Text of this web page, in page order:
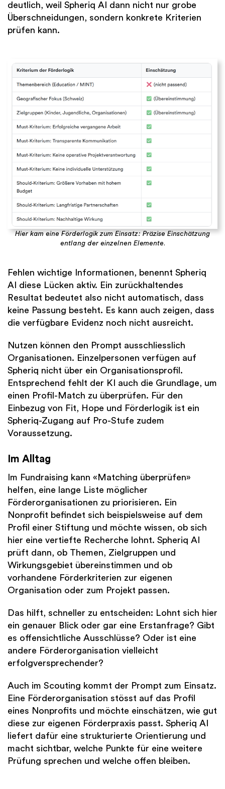
deutlich, weil Spheriq AI dann nicht nur grobe
Überschneidungen, sondern konkrete Kriterien
prüfen kann.
Hier kam eine Förderlogik zum Einsatz: Präzise Einschätzung
entlang der einzelnen Elemente.
Fehlen wichtige Informationen, benennt Spheriq
AI diese Lücken aktiv. Ein zurückhaltendes
Resultat bedeutet also nicht automatisch, dass
keine Passung besteht. Es kann auch zeigen, dass
die verfügbare Evidenz noch nicht ausreicht.
Nutzen können den Prompt ausschliesslich
Organisationen. Einzelpersonen verfügen auf
Spheriq nicht über ein Organisationsprofil.
Entsprechend fehlt der KI auch die Grundlage, um
einen Profil-Match zu überprüfen. Für den
Einbezug von Fit, Hope und Förderlogik ist ein
Spheriq-Zugang auf Pro-Stufe zudem
Voraussetzung.
Im Alltag
Im Fundraising kann «Matching überprüfen»
helfen, eine lange Liste möglicher
Förderorganisationen zu priorisieren. Ein
Nonprofit befindet sich beispielsweise auf dem
Profil einer Stiftung und möchte wissen, ob sich
hier eine vertiefte Recherche lohnt. Spheriq AI
prüft dann, ob Themen, Zielgruppen und
Wirkungsgebiet übereinstimmen und ob
vorhandene Förderkriterien zur eigenen
Organisation oder zum Projekt passen.
Das hilft, schneller zu entscheiden: Lohnt sich hier
ein genauer Blick oder gar eine Erstanfrage? Gibt
es offensichtliche Ausschlüsse? Oder ist eine
andere Förderorganisation vielleicht
erfolgversprechender?
Auch im Scouting kommt der Prompt zum Einsatz.
Eine Förderorganisation stösst auf das Profil
eines Nonprofits und möchte einschätzen, wie gut
diese zur eigenen Förderpraxis passt. Spheriq AI
liefert dafür eine strukturierte Orientierung und
macht sichtbar, welche Punkte für eine weitere
Prüfung sprechen und welche offen bleiben.